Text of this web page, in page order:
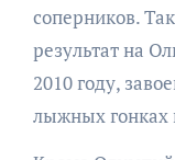
соперников.
результат на
2010 году,
лыжных гонках